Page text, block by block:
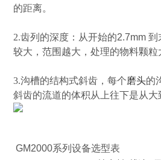
的距离。
2.齿列的深度：从开始的2.7mm到
较大，范围越大，处理的物料颗粒
3.沟槽的结构式斜齿，每个磨头的
斜齿的流道的体积从上往下是从大
GM2000系列设备选型表